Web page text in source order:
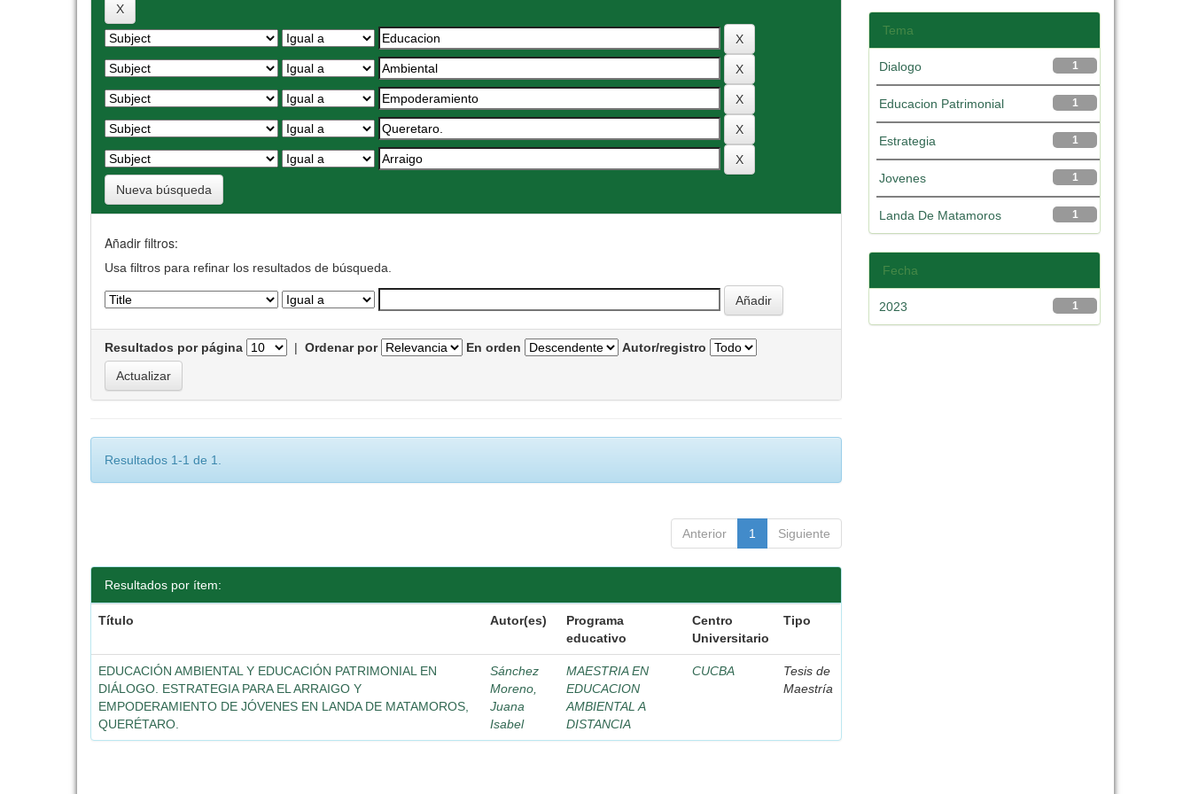
Nueva búsqueda
Añadir filtros:
Usa filtros para refinar los resultados de búsqueda.
Resultados por página | Ordenar por En orden Autor/registro
Resultados 1-1 de 1.
Anterior 1 Siguiente
Resultados por ítem:
Título Autor(es)
Programa
educativo
Centro
Universitario
Tipo
EDUCACIÓN AMBIENTAL Y EDUCACIÓN PATRIMONIAL EN
DIÁLOGO. ESTRATEGIA PARA EL ARRAIGO Y
EMPODERAMIENTO DE JÓVENES EN LANDA DE MATAMOROS,
QUERÉTARO.
Sánchez
Moreno,
Juana
Isabel
MAESTRIA EN
EDUCACION
AMBIENTAL A
DISTANCIA
CUCBA
Tesis de
Maestría
Tema
1
Dialogo
1
Educacion Patrimonial
1
Estrategia
1
Jovenes
1
Landa De Matamoros
Fecha
1
2023